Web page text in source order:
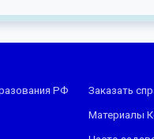
РФ Заказать
Материалы